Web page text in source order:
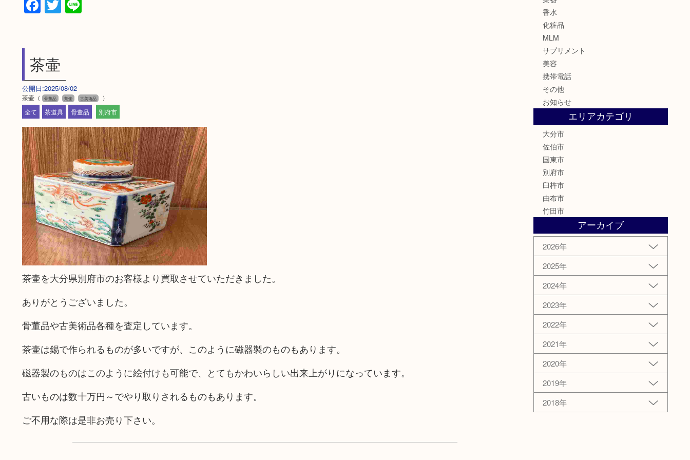
Facebook
Twitter
Line
茶壷
公開日:2025/08/02
茶壷（ 骨董品 茶壷 古美術品
）
全て
茶道具 骨董品 別府市
茶壷を大分県別府市のお客様より買取させていただきました。
ありがとうございました。
骨董品や古美術品各種を査定しています。
茶壷は錫で作られるものが多いですが、このように磁器製のものもあります。
磁器製のものはこのように絵付けも可能で、とてもかわいらしい出来上がりになっています。
古いものは数十万円～でやり取りされるものもあります。
ご不用な際は是非お売り下さい。
香水
化粧品
MLM
サプリメント
美容
携帯電話
その他
お知らせ
エリアカテゴリ
大分市
佐伯市
国東市
別府市
臼杵市
由布市
竹田市
アーカイブ
2026年
2025年
2024年
2023年
2022年
2021年
2020年
2019年
2018年